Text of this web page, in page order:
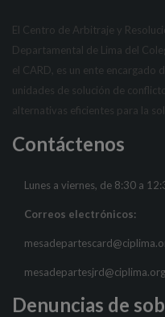
El Centro de Arbitraje y
Departamental de Lima del
el CARD, es un ente encargado
unidades de solución de
alternativas eficientes para la
Contáctenos
Lunes a viernes, de 8:30 a
Correos electrónicos:
Denuncias de